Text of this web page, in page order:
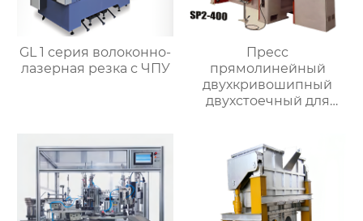
GL 1 серия волоконно-
лазерная резка с ЧПУ
Пресс
прямолинейный
двухкривошипный
двухстоечный для